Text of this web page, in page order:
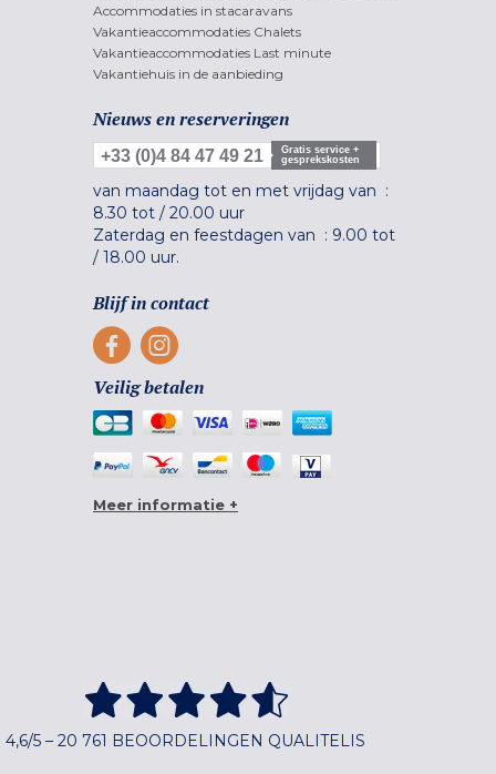
Accommodaties in stacaravans
Vakantieaccommodaties Chalets
Vakantieaccommodaties Last minute
Vakantiehuis in de aanbieding
Nieuws en reserveringen
+33 (0)4 84 47 49 21
Gratis service +
gesprekskosten
van maandag tot en met vrijdag van :
8.30 tot / 20.00 uur
Zaterdag en feestdagen van : 9.00 tot
/ 18.00 uur.
Blijf in contact
Veilig betalen
Meer informatie +
4,6/5 – 20 761 BEOORDELINGEN QUALITELIS